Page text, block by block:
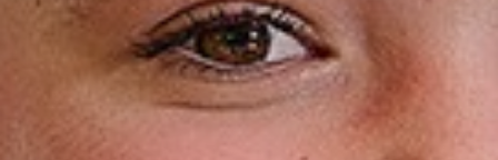
Carmelbrochure
Inloggen Leerlingenportaal